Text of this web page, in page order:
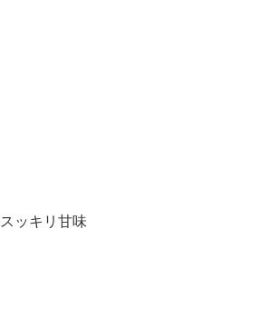
スッキリ 甘味